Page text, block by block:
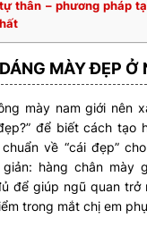
thân – phương pháp
MÀY ĐẸP Ở
mày nam giới nên
để biết cách tạo
về “cái đẹp”
hàng chân mày
để giúp ngũ quan trở
trong mắt chị em